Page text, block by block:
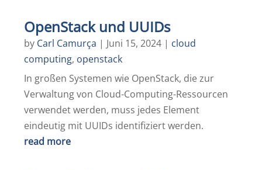
OpenStack und UUIDs
by Carl Camurça | Juni 15, 2024 | cloud
computing, openstack
In großen Systemen wie OpenStack, die zur
Verwaltung von Cloud-Computing-Ressourcen
verwendet werden, muss jedes Element
eindeutig mit UUIDs identifiziert werden.
read more